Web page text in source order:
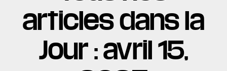
articles dans la
Jour : avril 15,